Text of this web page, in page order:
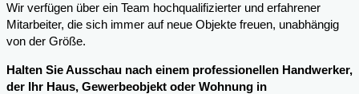
Wir verfügen über ein Team hochqualifizierter und erfahrener
Mitarbeiter, die sich immer auf neue Objekte freuen, unabhängig
von der Größe.
Halten Sie Ausschau nach einem professionellen Handwerker,
der Ihr Haus, Gewerbeobjekt oder Wohnung in